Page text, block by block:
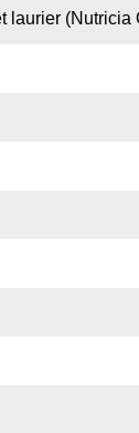
laurier (Nutricia